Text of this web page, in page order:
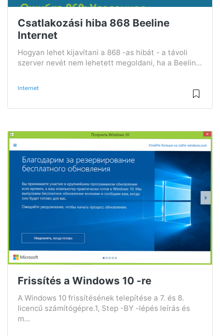
Csatlakozási hiba 868 Beeline
Internet
Hogyan lehet kijavítani a 868 -as hibát - a távoli
szerver nevét nem lehetett megoldani, ha a Beelin...
Internet
Frissítés a Windows 10 -re
A Windows 10 frissítésének telepítése a 7. és 8.
licencű számítógépre.1, Step -BY -lépés leírás és
m...